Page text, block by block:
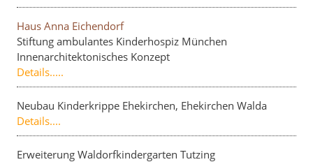
Haus Anna Eichendorf
Stiftung ambulantes Kinderhospiz München
Innenarchitektonisches Konzept
Details.....
Neubau Kinderkrippe Ehekirchen, Ehekirchen Walda
Details....
Erweiterung Waldorfkindergarten Tutzing